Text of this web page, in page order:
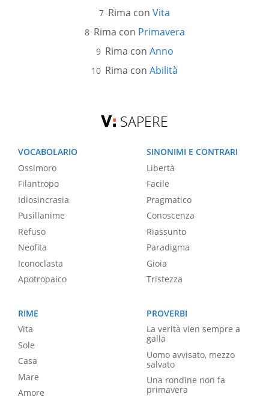
Rima con Vita
Rima con Primavera
Rima con Anno
Rima con Abilità
SAPERE
VOCABOLARIO
Ossimoro
Filantropo
Idiosincrasia
Pusillanime
Refuso
Neofita
Iconoclasta
Apotropaico
SINONIMI E CONTRARI
Libertà
Facile
Pragmatico
Conoscenza
Riassunto
Paradigma
Gioia
Tristezza
RIME
Vita
Sole
Casa
Mare
Amore
PROVERBI
La verità vien sempre a
galla
Uomo avvisato, mezzo
salvato
Una rondine non fa
primavera